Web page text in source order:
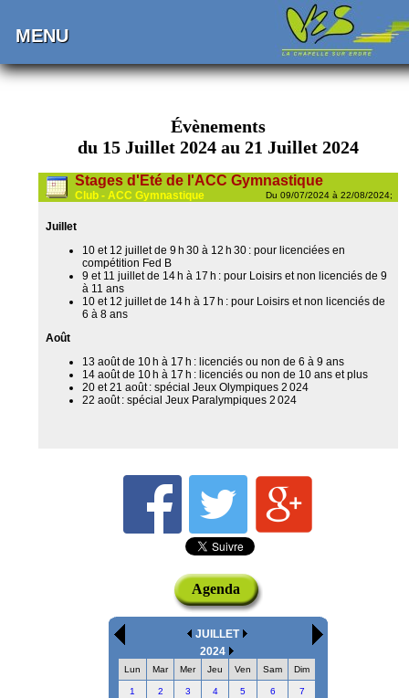
MENU
Évènements
du 15 Juillet 2024 au 21 Juillet 2024
Stages d'Eté de l'ACC Gymnastique
Club - ACC Gymnastique Du 09/07/2024 à 22/08/2024;
Juillet
10 et 12 juillet de 9 h 30 à 12 h 30 : pour licenciées en
compétition Fed B
9 et 11 juillet de 14 h à 17 h : pour Loisirs et non licenciés de 9
à 11 ans
10 et 12 juillet de 14 h à 17 h : pour Loisirs et non licenciés de
6 à 8 ans
Août
13 août de 10 h à 17 h : licenciés ou non de 6 à 9 ans
14 août de 10 h à 17 h : licenciés ou non de 10 ans et plus
20 et 21 août : spécial Jeux Olympiques 2 024
22 août : spécial Jeux Paralympiques 2 024
Agenda
JUILLET
2024
Lun Mar Mer Jeu Ven Sam Dim
1 2 3 4 5 6 7